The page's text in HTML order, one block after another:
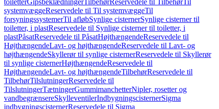
toiletterGipsbeklædningerTilbehørReservedele til TilbehørTil
systemvæggeReservedele til Til systemvæggeTil
forsyningssystemerTil afløbSynlige cisternerSynlige cisterner til
toiletter, i plastReservedele til Synlige cisterner til toiletter, i
plastPåsatReservedele til PåsatHøjthængendeReservedele til
HøjthængendeLavt- og højthængendeReservedele til Lavt- og
højthængendeSkyllerør til synlige cisternerReservedele til Skyllerør
til synlige cisternerHøjthængendeReservedele til
HøjthængendeLavt- og højthængendeTilbehørReservedele til
TilbehørTilslutningerReservedele til
TilslutningerTætningerGummimanchetterNipler, rosetter og
vandbegrænsereSkylleventilerIndbygningscisternerSigma
indbygningscisternerReservedele til Sigma